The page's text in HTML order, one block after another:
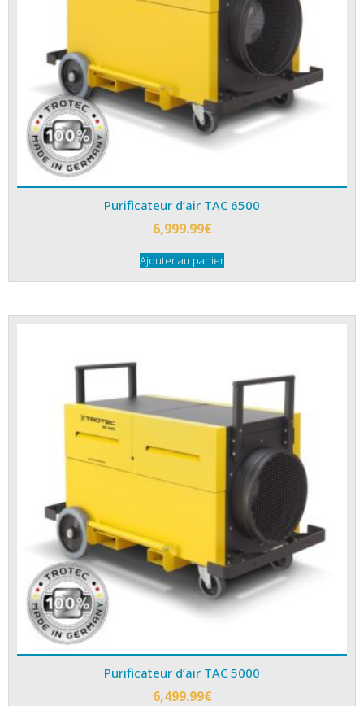
Purificateur d’air TAC 6500
6,999.99€
Ajouter au panier
Purificateur d’air TAC 5000
6,499.99€